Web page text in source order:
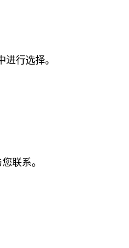
进行选择。
联系。